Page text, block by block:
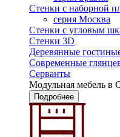
Стенки с наборной
серия Москва
Стенки с угловым
Стенки 3D
Деревянные
Современные
Серванты
Модульная мебель в
Подробнее